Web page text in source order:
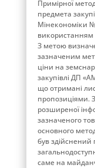
Примірної
предмета
Мінекономіки №
використанням
З метою
зазначеним
ціни на
закупівлі ДП
що отримані
пропозиціями.
розширеної
зазначеного
основного
був здійснений
саме на